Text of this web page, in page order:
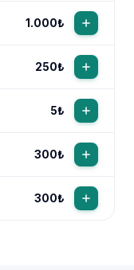
1.000₺
250₺
5₺
300₺
300₺